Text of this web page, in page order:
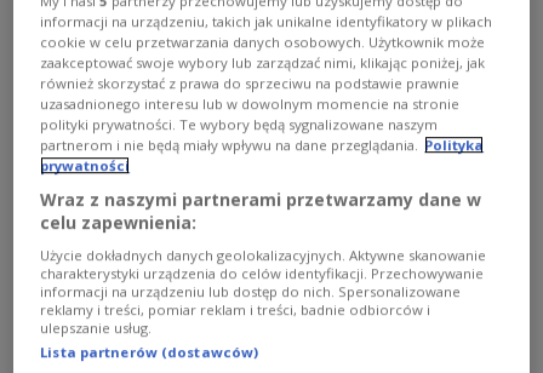
dzięki globalizacji. Ale jest też druga strona medalu. Bo
w sieci naczyń połączonych, w jakiej żyjemy, każde
zjawisko negatywne odbija się czkawką u wszystkich.
Zobacz więcej na temat:gospodarka polska
innowacyjna gospodarka technologie
informacji na urządzeniu, takich jak unikalne identyfikatory w plikach
cookie w celu przetwarzania danych osobowych. Użytkownik może
zaakceptować swoje wybory lub zarządzać nimi, klikając poniżej, jak
również skorzystać z prawa do sprzeciwu na podstawie prawnie
uzasadnionego interesu lub w dowolnym momencie na stronie
polityki prywatności. Te wybory będą sygnalizowane naszym
partnerom i nie będą miały wpływu na dane przeglądania. Polityka
prywatności
Wraz z naszymi partnerami przetwarzamy dane w
celu zapewnienia:
Użycie dokładnych danych geolokalizacyjnych. Aktywne skanowanie
charakterystyki urządzenia do celów identyfikacji. Przechowywanie
informacji na urządzeniu lub dostęp do nich. Spersonalizowane
reklamy i treści, pomiar reklam i treści, badnie odbiorców i
ulepszanie usług.
Lista partnerów (dostawców)